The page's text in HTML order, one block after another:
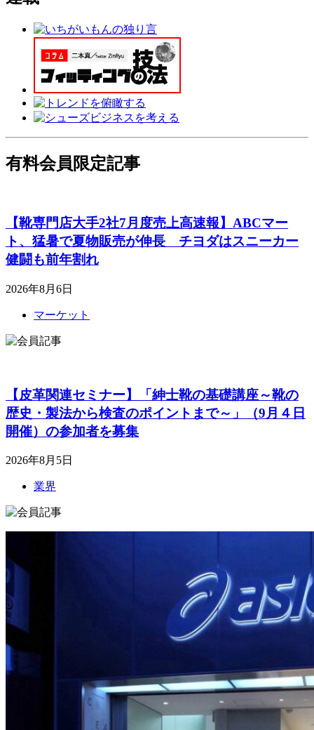
有料会員限定記事
【靴専門店大手2社7月度売上高速報】ABCマー
ト、猛暑で夏物販売が伸長 チヨダはスニーカー
健闘も前年割れ
2026年8月6日
マーケット
【皮革関連セミナー】「紳士靴の基礎講座～靴の
歴史・製法から検査のポイントまで～」（9月４日
開催）の参加者を募集
2026年8月5日
業界